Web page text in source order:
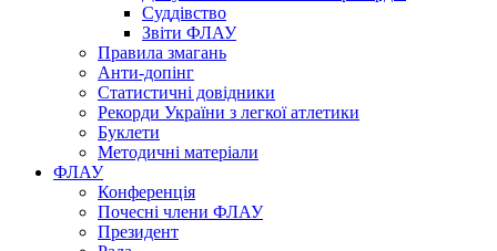
Суддівство
Звіти ФЛАУ
Правила змагань
Анти-допінг
Статистичні довідники
Рекорди України з легкої атлетики
Буклети
Методичні матеріали
ФЛАУ
Конференція
Почесні члени ФЛАУ
Президент